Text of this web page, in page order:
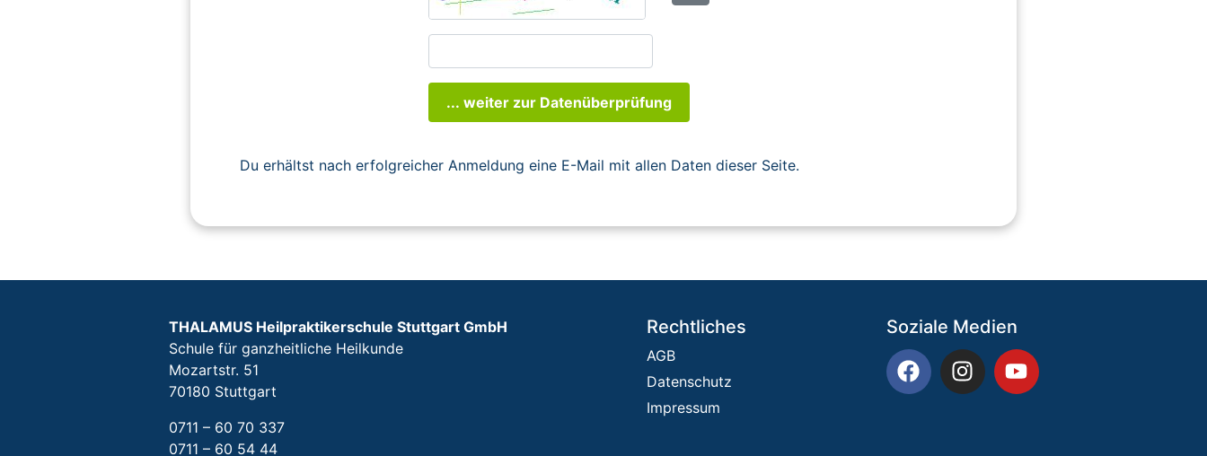
... weiter zur Datenüberprüfung
Du erhältst nach erfolgreicher Anmeldung eine E-Mail mit allen Daten dieser Seite.
THALAMUS Heilpraktikerschule Stuttgart GmbH
Schule für ganzheitliche Heilkunde
Mozartstr. 51
70180 Stuttgart
0711 – 60 70 337
0711 – 60 54 44
Rechtliches
AGB
Datenschutz
Impressum
Soziale Medien